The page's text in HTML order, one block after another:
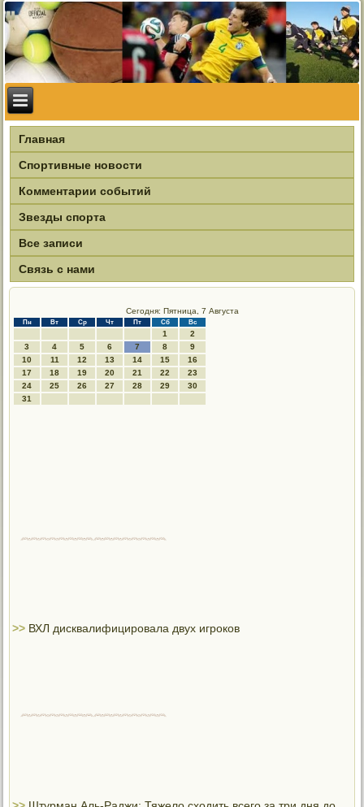
Главная
Спортивные новости
Комментарии событий
Звезды спорта
Все записи
Связь с нами
Сегодня: Пятница, 7 Августа
Пн Вт Ср Чт Пт Сб Вс
1
2
3
4 5 6 7 8
9
10
11 12 13 14 15
16
17
18 19 20 21 22
23
24
25 26 27 28 29
30
31
>> ВХЛ дисквалифицировала двух игроков